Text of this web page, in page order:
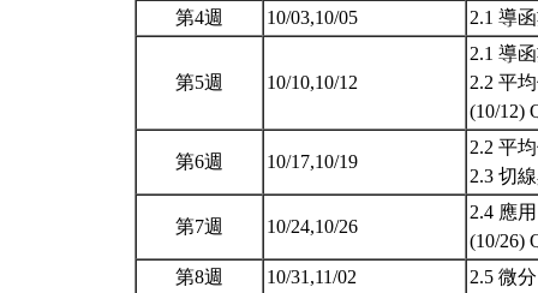
第4週
10/03,10/05 2.1 導
第5週 10/10,10/12
2.1 導
2.2 平
(10/12)
第6週 10/17,10/19
2.2 平
2.3 切
第7週 10/24,10/26
2.4 應
(10/26)
第8週
10/31,11/02
2.5 微